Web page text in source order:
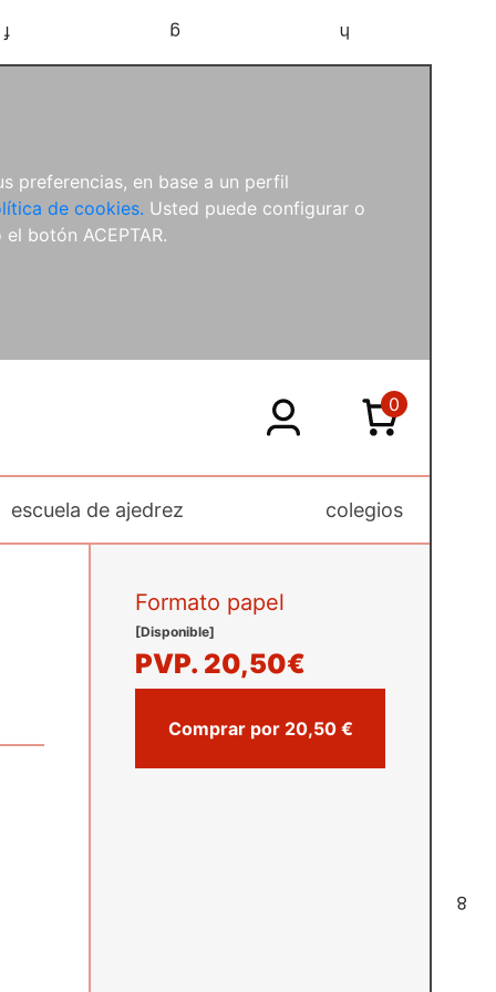
preferencias, en base a un perfil
de cookies. Usted puede configurar o
botón ACEPTAR.
f g h
8
escuela de ajedrez colegios
0
Formato papel
[Disponible]
PVP. 20,50€
Comprar por 20,50 €